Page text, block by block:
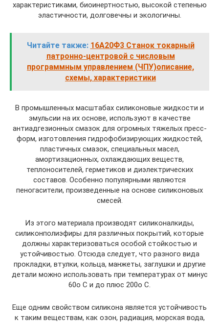
характеристиками, биоинертностью, высокой степенью
эластичности, долговечны и экологичны.
Читайте также: 16А20Ф3 Станок токарный
патронно-центровой с числовым
программным управлением (ЧПУ)описание,
схемы, характеристики
В промышленных масштабах силиконовые жидкости и
эмульсии на их основе, используют в качестве
антиадгезионных смазок для огромных тяжелых пресс-
форм, изготовления гидрофобизирующих жидкостей,
пластичных смазок, специальных масел,
амортизационных, охлаждающих веществ,
теплоносителей, герметиков и диэлектрических
составов. Особенно популярными являются
пеногасители, произведенные на основе силиконовых
смесей.
Из этого материала производят силиконалкиды,
силиконполиэфиры для различных покрытий, которые
должны характеризоваться особой стойкостью и
устойчивостью. Отсюда следует, что разного вида
прокладки, втулки, кольца, манжеты, заглушки и другие
детали можно использовать при температурах от минус
60о С и до плюс 200о С.
Еще одним свойством силикона является устойчивость
к таким веществам, как озон, радиация, морская вода,